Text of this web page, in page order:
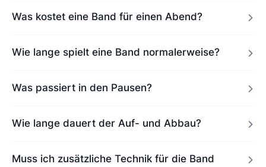
Was kostet eine Band für einen Abend?
Wie lange spielt eine Band normalerweise?
Was passiert in den Pausen?
Wie lange dauert der Auf- und Abbau?
Muss ich zusätzliche Technik für die Band